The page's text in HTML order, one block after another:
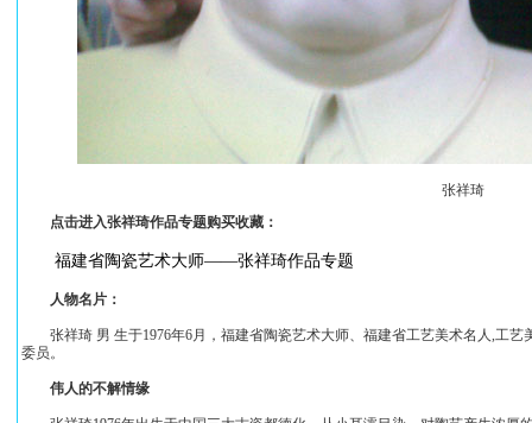
张祥琦
点击进入张祥琦作品专题购买收藏：
福建省陶瓷艺术大师——张祥琦作品专题
人物名片：
张祥琦 男 生于1976年6月，福建省陶瓷艺术大师、福建省工艺美术名人,工艺
委员。
伟人的不解情缘